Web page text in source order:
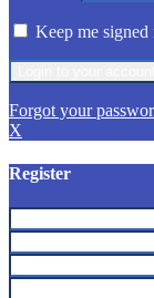
Keep me
Forgot your
X
Register